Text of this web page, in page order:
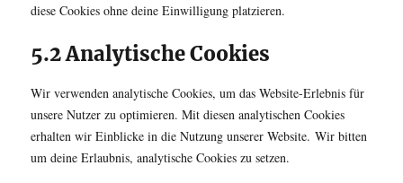
diese Cookies ohne deine Einwilligung platzieren.
5.2 Analytische Cookies
Wir verwenden analytische Cookies, um das Website-Erlebnis für
unsere Nutzer zu optimieren. Mit diesen analytischen Cookies
erhalten wir Einblicke in die Nutzung unserer Website. Wir bitten
um deine Erlaubnis, analytische Cookies zu setzen.